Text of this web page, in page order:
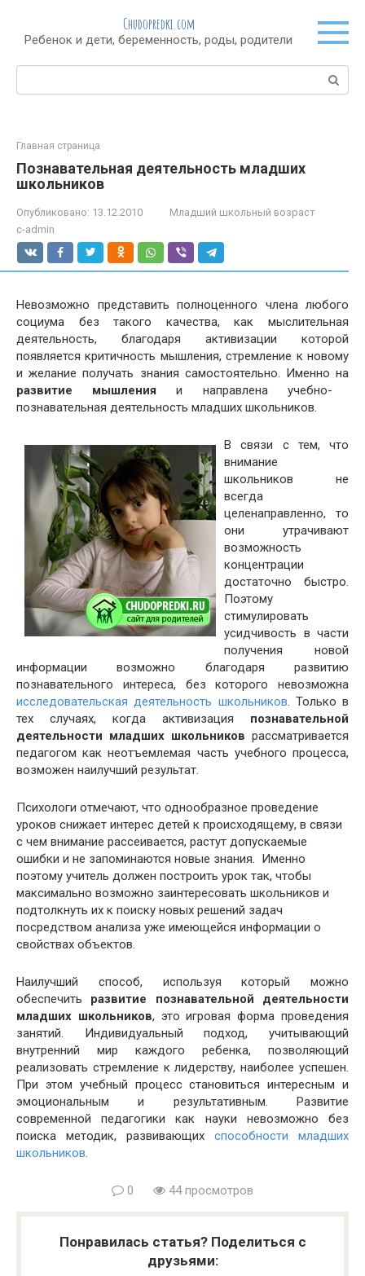
контенту
Chudopredki.com
Ребенок и дети, беременность, роды, родители
Поиск:
Главная страница
Познавательная деятельность младших
школьников
Опубликовано: 13.12.2010
Младший школьный возраст
c-admin
Невозможно представить полноценного члена любого
социума без такого качества, как мыслительная
деятельность, благодаря активизации которой
появляется критичность мышления, стремление к новому
и желание получать знания самостоятельно. Именно на
развитие мышления и направлена учебно-
познавательная деятельность младших школьников.
В связи с тем, что
внимание
школьников не
всегда
целенаправленно, то
они утрачивают
возможность
концентрации
достаточно быстро.
Поэтому
стимулировать
усидчивость в части
получения новой
информации возможно благодаря развитию
познавательного интереса, без которого невозможна
исследовательская деятельность школьников. Только в
тех случаях, когда активизация познавательной
деятельности младших школьников рассматривается
педагогом как неотъемлемая часть учебного процесса,
возможен наилучший результат.
Психологи отмечают, что однообразное проведение
уроков снижает интерес детей к происходящему, в связи
с чем внимание рассеивается, растут допускаемые
ошибки и не запоминаются новые знания. Именно
поэтому учитель должен построить урок так, чтобы
максимально возможно заинтересовать школьников и
подтолкнуть их к поиску новых решений задач
посредством анализа уже имеющейся информации о
свойствах объектов.
Наилучший способ, используя который можно
обеспечить развитие познавательной деятельности
младших школьников, это игровая форма проведения
занятий. Индивидуальный подход, учитывающий
внутренний мир каждого ребенка, позволяющий
реализовать стремление к лидерству, наиболее успешен.
При этом учебный процесс становиться интересным и
эмоциональным и результативным. Развитие
современной педагогики как науки невозможно без
поиска методик, развивающих способности младших
школьников.
0 44 просмотров
Понравилась статья? Поделиться с
друзьями: